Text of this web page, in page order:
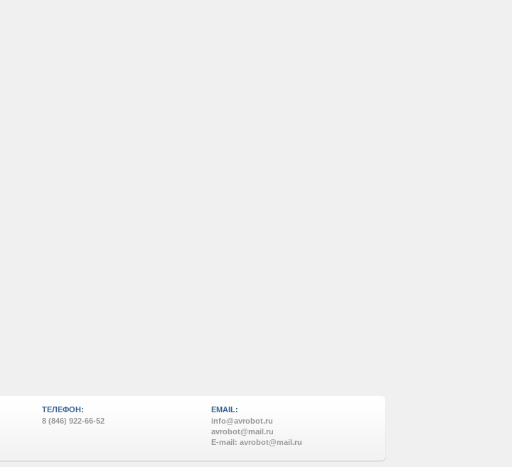
ТЕЛЕФОН:
8 (846) 922-66-52
EMAIL:
info@avrobot.ru
avrobot@mail.ru
E-mail: avrobot@mail.ru